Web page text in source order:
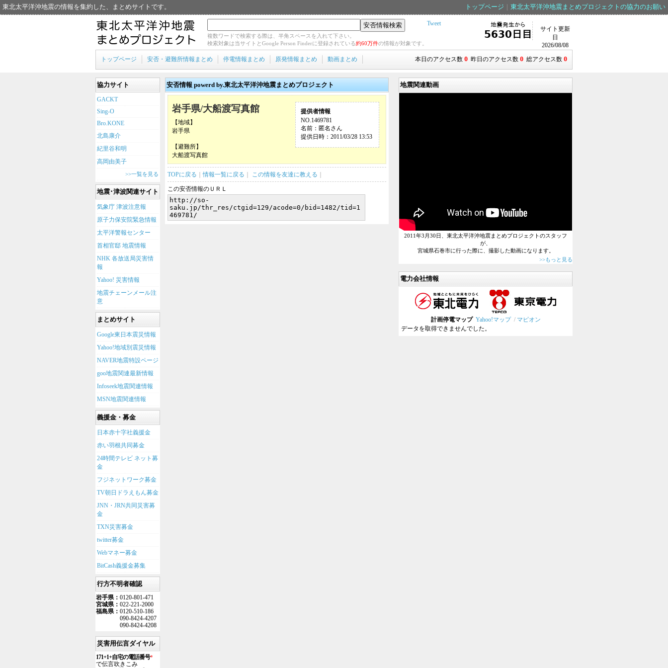
東北太平洋沖地震の情報を集約した、まとめサイトです。 トップページ 東北太平洋沖地震まとめプロジェクトの協力のお願い
複数ワードで検索する際は、半角スペースを入れて下さい。
検索対象は当サイトとGoogle Person Finderに登録されている約60万件の情報が対象です。
Tweet
サイト更新
日
2026/08/08
地震発生から
5630日目
トップページ 安否・避難所情報まとめ 停電情報まとめ 原発情報まとめ 動画まとめ 本日のアクセス数 0 昨日のアクセス数 0 総アクセス数 0
協力サイト
GACKT
Sing-O
Bro.KONE
北島康介
紀里谷和明
高岡由美子
>>一覧を見る
地震･津波関連サイト
気象庁 津波注意報
原子力保安院緊急情報
太平洋警報センター
首相官邸 地震情報
NHK 各放送局災害情
報
Yahoo! 災害情報
地震チェーンメール注
意
まとめサイト
Google東日本震災情報
Yahoo!地域別震災情報
NAVER地震特設ページ
goo地震関連最新情報
Infoseek地震関連情報
MSN地震関連情報
義援金・募金
日本赤十字社義援金
赤い羽根共同募金
24時間テレビ ネット募
金
フジネットワーク募金
TV朝日ドラえもん募金
JNN・JRN共同災害募
金
TXN災害募金
twitter募金
Webマネー募金
BitCash義援金募集
行方不明者確認
岩手県： 0120-801-471
宮城県： 022-221-2000
福島県： 0120-510-186
090-8424-4207
090-8424-4208
災害用伝言ダイヤル
171+1+自宅の電話番号*
で伝言吹きこみ
安否情報 powerd by.東北太平洋沖地震まとめプロジェクト
岩手県/大船渡写真館
【地域】
岩手県
【避難所】
大船渡写真館
提供者情報
NO.1469781
名前：匿名さん
提供日時：2011/03/28 13:53
TOPに戻る ｜情報一覧に戻る この情報を友達に教える
この安否情報のＵＲＬ
地震関連動画
2011年3月30日、東北太平洋沖地震まとめプロジェクトのスタッフ
が、
宮城県石巻市に行った際に、撮影した動画になります。
>>もっと見る
電力会社情報
計画停電マップ Yahoo!マップ / マピオン
データを取得できませんでした。